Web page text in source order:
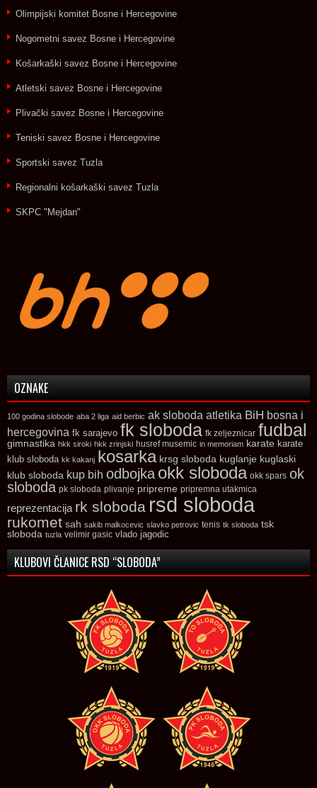
Olimpijski komitet Bosne i Hercegovine
Nogometni savez Bosne i Hercegovine
Košarkaški savez Bosne i Hercegovine
Atletski savez Bosne i Hercegovine
Plivački savez Bosne i Hercegovine
Teniski savez Bosne i Hercegovine
Sportski savez Tuzla
Regionalni košarkaški savez Tuzla
SKPC "Mejdan"
OZNAKE
100 godina slobode aba 2 liga aid berbic ak sloboda atletika BiH bosna i
hercegovina fk sarajevo fk sloboda fk zeljeznicar fudbal
gimnastika hkk siroki hkk zrinjski husref musemic in memoriam karate karate
klub sloboda kk kakanj kosarka krsg sloboda kuglanje kuglaski
klub sloboda kup bih odbojka okk sloboda okk spars ok
sloboda pk sloboda plivanje pripreme pripremna utakmica
reprezentacija rk sloboda rsd sloboda
rukomet sah sakib malkocevic slavko petrovic tenis tk sloboda tsk
sloboda tuzla velimir gasic vlado jagodic
KLUBOVI ČLANICE RSD “SLOBODA”